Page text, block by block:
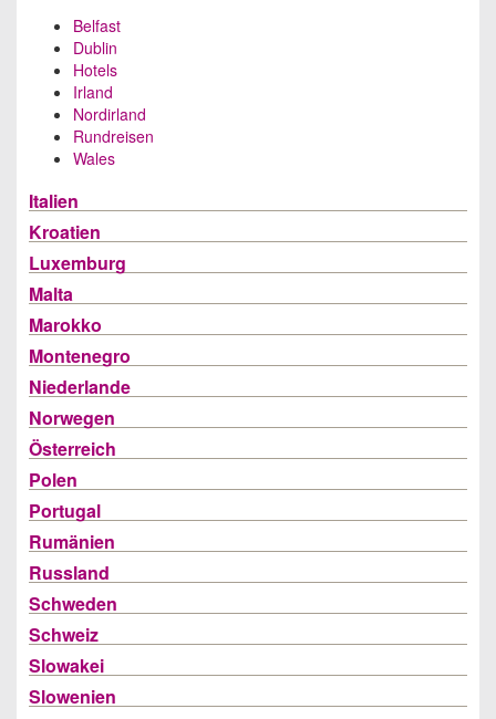
Belfast
Dublin
Hotels
Irland
Nordirland
Rundreisen
Wales
Italien
Kroatien
Luxemburg
Malta
Marokko
Montenegro
Niederlande
Norwegen
Österreich
Polen
Portugal
Rumänien
Russland
Schweden
Schweiz
Slowakei
Slowenien